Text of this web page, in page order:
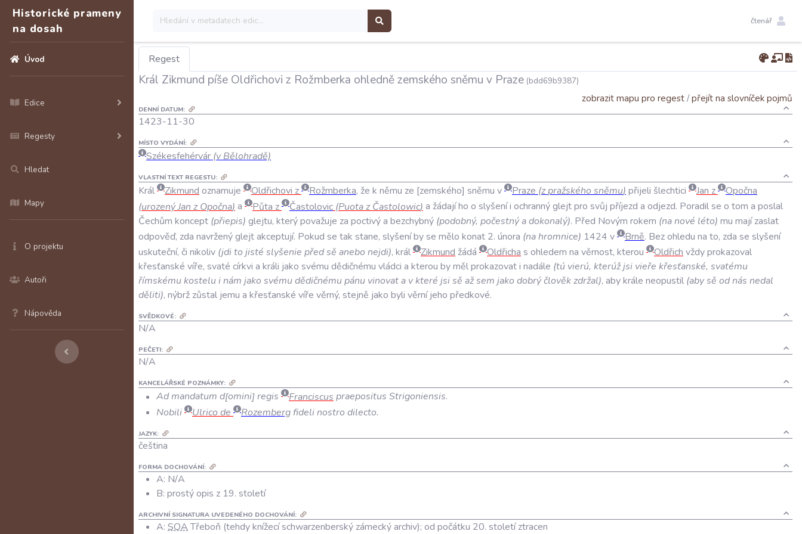
Historické prameny
na dosah
Úvod
Edice
Regesty
Hledat
Mapy
O projektu
Autoři
Nápověda
čtenář
Regest
Král Zikmund píše Oldřichovi z Rožmberka ohledně zemského sněmu v Praze (bdd69b9387)
zobrazit mapu pro regest/přejít na slovníček pojmů
DENNÍ DATUM:
1423-11-30
MÍSTO VYDÁNÍ:
Székesfehérvár (v Bělohradě)
VLASTNÍ TEXT REGESTU:
Král Zikmund oznamuje Oldřichovi z Rožmberka, že k němu ze zemského sněmu v Praze (zpražského sněmu) přijeli šlechtici Jan z
Opočna
(urozenýJan z Opočna) a Půta z Častolovic (Puotaz Častolowic) a žádajího o slyšeníi ochrannýglejtpro svůj příjezd a odjezd. Poradilse o tom a poslal
Čechům koncept (přiepis) glejtu, kterýpovažuje za poctivýa bezchybný (podobný, počestnýadokonalý). Před Novým rokem (nanové léto) mu mají zaslat
odpověď, zda navrženýglejtakceptují. Pokud se tak stane, slyšeníbyse mělo konat 2. února (nahromnice) 1424 v Brně. Bezohledu na to, zda se slyšení
uskuteční, či nikoliv (jdito jisté slyšenie předsě anebo nejdi), král Zikmund žádá Oldřicha s ohledem na věrnost, kterou Oldřich vždyprokazoval
křesťanské víře, svaté církvi a králi jako svému dědičnému vládci a kterou bymělprokazovati nadále (tú vierú, kterúžjsi vieře křesťanské, svatému
římskémukosteluinám jako svémudědičnémupánu vinovata vkteré jsisě ažsem jako dobrýčlověkzdržal), abykrále neopustil (abysě odnás nedal
děliti), nýbrž zůstal jemu a křesťanské víře věrný, stejně jako byli věrní jeho předkové.
SVĚDKOVÉ:
N/A
PEČETI:
N/A
KANCELÁŘSKÉ POZNÁMKY:
Ad mandatum d omini regis Franciscus praepositus Strigoniensis.
Nobili
Ulrico de Rozembergfideli nostro dilecto.
JAZYK:
čeština
FORMA DOCHOVÁNÍ:
A: N/A
B: prostý opis z 19. století
ARCHIVNÍ SIGNATURA UVEDENÉHO DOCHOVÁNÍ:
A: SOATřeboň (tehdy knížecí schwarzenberský zámecký archiv); od počátku 20. století ztracen